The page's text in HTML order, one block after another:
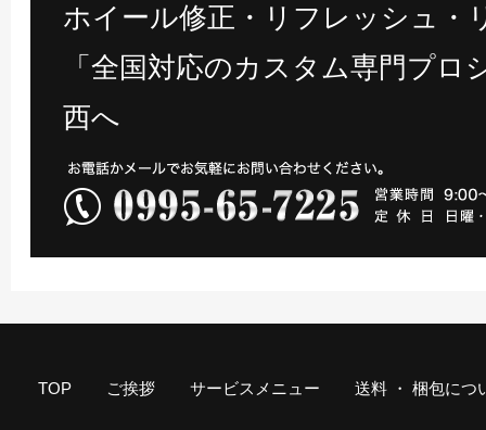
ホイール修正・リフレッシュ・
「全国対応のカスタム専門プ
西へ
TOP ご挨拶 サービスメニュー 送料 ・ 梱包につ